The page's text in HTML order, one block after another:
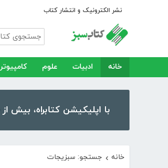
نشر الکترونیک و انتشار کتاب
خانه ادبیات علوم کامپیوتر
با اپلیکیشن کتابراه، بیش از ۵۰،۰۰۰ کتاب، کتاب صوتی و رمان را در موبایل و تبلت خود داشته باشید!
خانه › جستجو: سبزیجات